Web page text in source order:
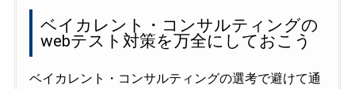
ベイカレント・コンサルティングの
webテスト対策を万全にしておこう
ベイカレント・コンサルティングの選考で避けて通